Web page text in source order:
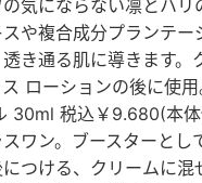
気にならない凛とハリ
や複合成分プランテー
き通る肌に導きます。
ローションの後に使
30ml 税込￥9.680(本
ワン。ブースターとし
つける、クリームに